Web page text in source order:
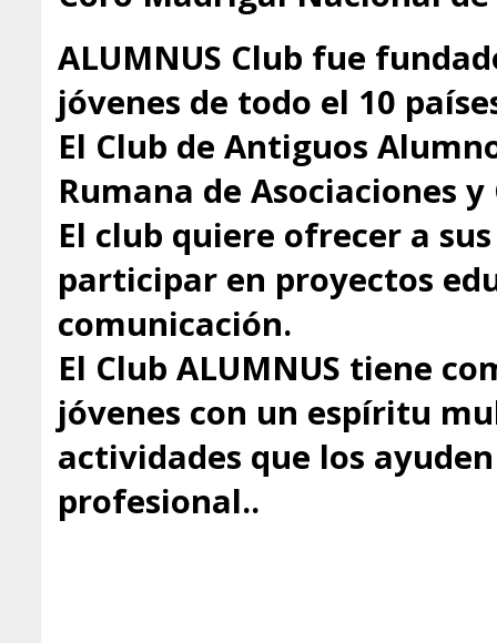
ALUMNUS Club fue
jóvenes de todo el 10
El Club de Antiguos
Rumana de Asociaciones y
El club quiere ofrecer a
participar en proyectos
comunicación.
El Club ALUMNUS tiene
jóvenes con un espíritu
actividades que los
profesional..